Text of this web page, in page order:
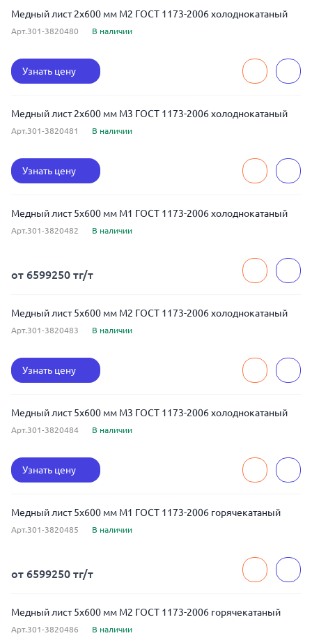
Медный лист 2x600 мм М2 ГОСТ 1173-2006 холоднокатаный
Арт.301-3820480 В наличии
Узнать цену
Медный лист 2x600 мм М3 ГОСТ 1173-2006 холоднокатаный
Арт.301-3820481 В наличии
Узнать цену
Медный лист 5x600 мм М1 ГОСТ 1173-2006 холоднокатаный
Арт.301-3820482 В наличии
от 6599250 тг/т
Медный лист 5x600 мм М2 ГОСТ 1173-2006 холоднокатаный
Арт.301-3820483 В наличии
Узнать цену
Медный лист 5x600 мм М3 ГОСТ 1173-2006 холоднокатаный
Арт.301-3820484 В наличии
Узнать цену
Медный лист 5x600 мм М1 ГОСТ 1173-2006 горячекатаный
Арт.301-3820485 В наличии
от 6599250 тг/т
Медный лист 5x600 мм М2 ГОСТ 1173-2006 горячекатаный
Арт.301-3820486 В наличии